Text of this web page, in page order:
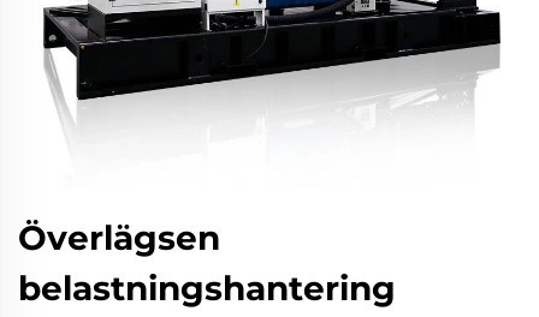
Överlägsen
belastningshantering